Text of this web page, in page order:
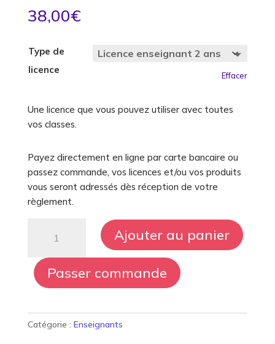
Pour les enseignants
Créez des supports pédagogiques
Rejoindre la communauté
Missions
Histoire
Partenaires
38,00€
Type de
licence
Effacer
Une licence que vous pouvez utiliser avec toutes
vos classes.
Payez directement en ligne par carte bancaire ou
passez commande, vos licences et/ou vos produits
vous seront adressés dès réception de votre
règlement.
en
classe
Ajouter au panier
Passer commande
Catégorie : Enseignants